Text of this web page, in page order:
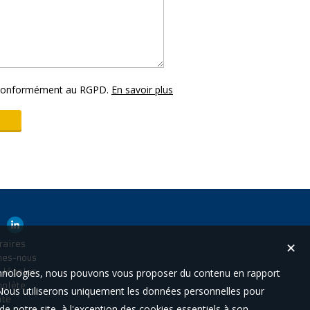
au RGPD. En savoir plus
nous
légales
✕
nous pouvons vous proposer du contenu en rapport
utiliserons uniquement les données personnelles pour